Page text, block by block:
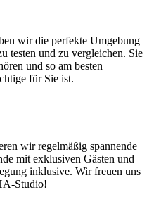
wir die perfekte Umgebung
testen und zu vergleichen. Sie
und so am besten
für Sie ist.
wir regelmäßig spannende
mit exklusiven Gästen und
inklusive. Wir freuen uns
Studio!